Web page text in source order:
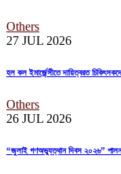
Others
27 JUL 2026
হল কল ইমার্জেন্সীতে দায়িত্বরত
Others
26 JUL 2026
“জুলাই গণঅভ্যুত্থান দিবস ২০২৬”